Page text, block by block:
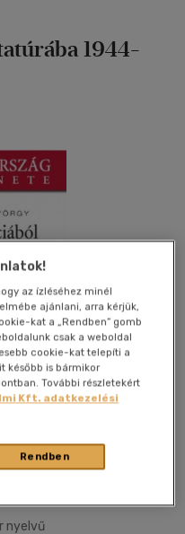
1944-
adom
nyelvű
az ízléséhez minél
ajánlani, arra kérjük,
kat a „Rendben” gomb
csak a weboldal
cookie-kat telepíti a
később is bármikor
További részletekért
Kft. adatkezelési
Rendben